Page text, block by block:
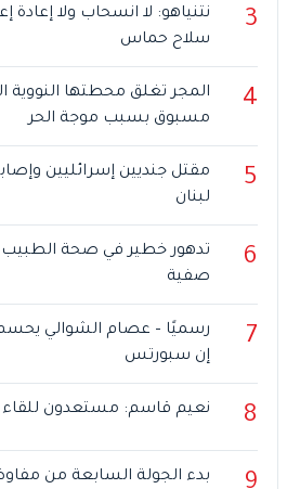
3
نتنياهو: لا انسحاب ولا إعادة
سلاح حماس
4
المجر تغلق محطتها النووية
مسبوق بسبب موجة الحر
5
مقتل جنديين إسرائليين
لبنان
6
تدهور خطير في صحة الطبيب
صفية
7
رسميًا – عصام الشوالي
إن سبورتس
8 نعيم قاسم: مستعدون للقاء
بدء الجولة السابعة من